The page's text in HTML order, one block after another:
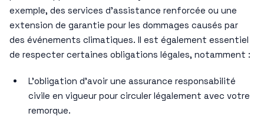
exemple, des services d’assistance renforcée ou une
extension de garantie pour les dommages causés par
des événements climatiques. Il est également essentiel
de respecter certaines obligations légales, notamment :
L’obligation d’avoir une assurance responsabilité
civile en vigueur pour circuler légalement avec votre
remorque.